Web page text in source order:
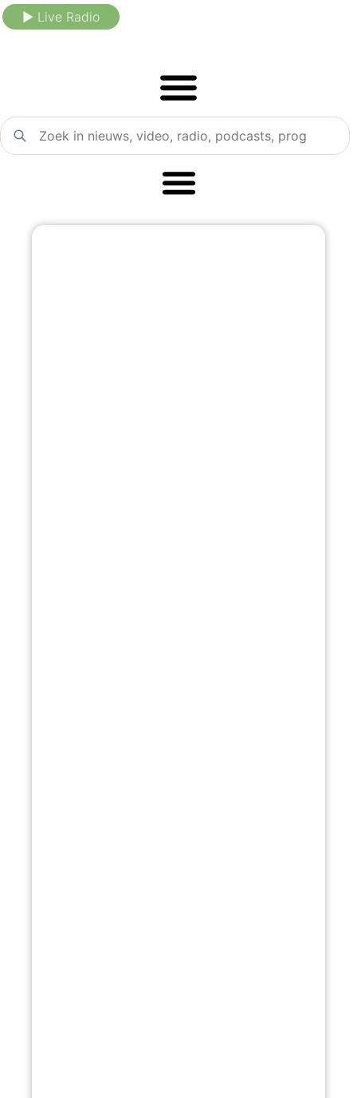
► Live Radio